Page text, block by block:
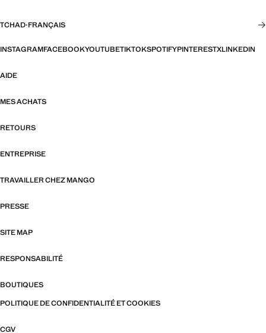
TCHAD·FRANÇAIS
INSTAGRAMFACEBOOKYOUTUBETIKTOKSPOTIFYPINTERESTXLINKEDIN
AIDE
MES ACHATS
RETOURS
ENTREPRISE
TRAVAILLER CHEZ MANGO
PRESSE
SITE MAP
RESPONSABILITÉ
BOUTIQUES
POLITIQUE DE CONFIDENTIALITÉ ET COOKIES
CGV